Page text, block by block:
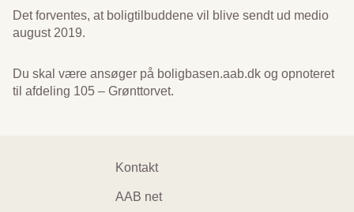
Det forventes, at boligtilbuddene vil blive sendt ud medio
august 2019.
Du skal være ansøger på boligbasen.aab.dk og opnoteret
til afdeling 105 – Grønttorvet.
Footer
navigation
Kontakt
AAB net